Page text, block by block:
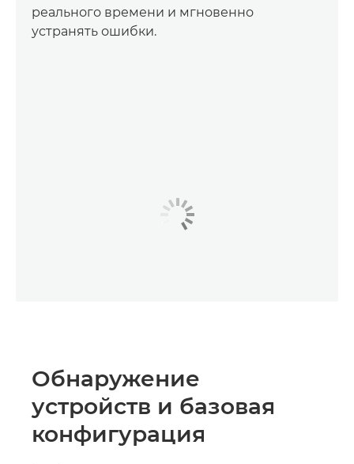
реального времени и мгновенно
устранять ошибки.
Обнаружение
устройств и базовая
конфигурация